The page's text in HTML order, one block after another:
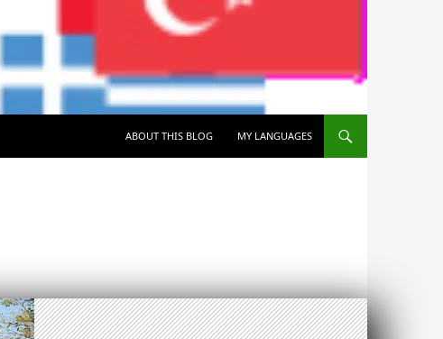
ABOUT THIS BLOG
MY LANGUAGES